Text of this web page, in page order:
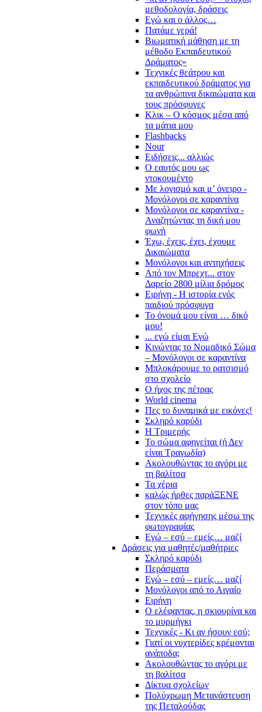
μεθοδολογία, δράσεις
Εγώ και ο άλλος…
Πατάμε γερά!
Βιωματική μάθηση με τη
μέθοδο Εκπαιδευτικού
Δράματος»
Τεχνικές θεάτρου και
εκπαιδευτικού δράματος για
τα ανθρώπινα δικαιώματα και
τους πρόσφυγες
Κλικ – Ο κόσμος μέσα από
τα μάτια μου
Flashbacks
Nour
Ειδήσεις... αλλιώς
Ο εαυτός μου ως
ντοκουμέντο
Με λογισμό και μ’ όνειρο -
Μονόλογοι σε καραντίνα
Μονόλογοι σε καραντίνα -
Αναζητώντας τη δική μου
φωνή
Έχω, έχεις, έχει, έχουμε
Δικαιώματα
Μονόλογοι και αντηχήσεις
Από τον Μπρεχτ... στον
Δαρείο 2800 μίλια δρόμος
Ειρήνη - Η ιστορία ενός
παιδιού πρόσφυγα
Το όνομά μου είναι … δικό
μου!
... εγώ είμαι Εγώ
Κινώντας το Νομαδικό Σώμα
– Μονόλογοι σε καραντίνα
Μπλοκάρουμε το ρατσισμό
στο σχολείο
Ο ήχος της πέτρας
World cinema
Πες το δυναμικά με εικόνες!
Σκληρό καρύδι
Η Τριμερής
Το σώμα αφηγείται (ή Δεν
είναι Τραγωδία)
Ακολουθώντας το αγόρι με
τη βαλίτσα
Τα χέρια
καλώς ήρθες παράΞΕΝΕ
στον τόπο μας
Τεχνικές αφήγησης μέσω της
φωτογραφίας
Εγώ – εσύ – εμείς… μαζί
Δράσεις για μαθητές/μαθήτριες
Σκληρό καρύδι
Περάσματα
Εγώ – εσύ – εμείς… μαζί
Μονόλογοι από το Αιγαίο
Ειρήνη
Ο ελέφαντας, η σκιουρίνα και
το μυρμήγκι
Τεχνικές - Κι αν ήσουν εσύ;
Γιατί οι νυχτερίδες κρέμονται
ανάποδα;
Ακολουθώντας το αγόρι με
τη βαλίτσα
Δίκτυα σχολείων
Πολύχρωμη Μετανάστευση
της Πεταλούδας